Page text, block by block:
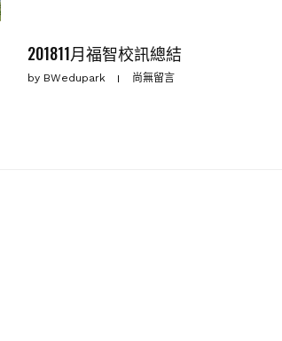
201811月福智校訊總結
by BWedupark 尚無留言